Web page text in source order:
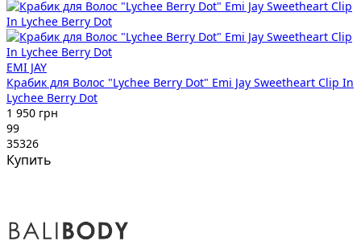
EMI JAY
Крабик для Волос "Lychee Berry Dot" Emi Jay Sweetheart Clip In
Lychee Berry Dot
1 950 грн
99
35326
Купить